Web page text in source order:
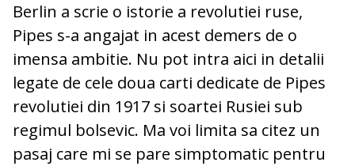
Berlin a scrie o istorie a revolutiei ruse,
Pipes s-a angajat in acest demers de o
imensa ambitie. Nu pot intra aici in detalii
legate de cele doua carti dedicate de Pipes
revolutiei din 1917 si soartei Rusiei sub
regimul bolsevic. Ma voi limita sa citez un
pasaj care mi se pare simptomatic pentru